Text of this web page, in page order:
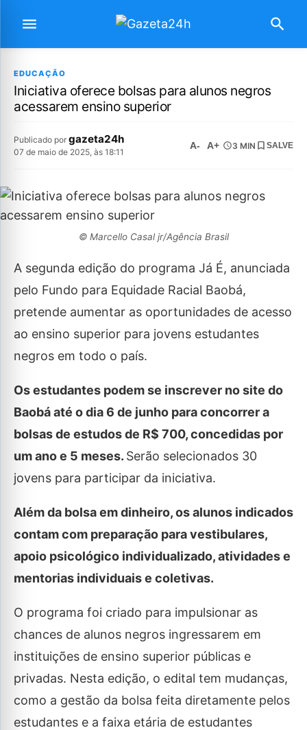
EDUCAÇÃO
Iniciativa oferece bolsas para alunos negros
acessarem ensino superior
Publicado por gazeta24h
07 de maio de 2025, às 18:11
A- A+ 3 MIN SALVE
© Marcello Casal jr/Agência Brasil
A segunda edição do programa Já É, anunciada
pelo Fundo para Equidade Racial Baobá,
pretende aumentar as oportunidades de acesso
ao ensino superior para jovens estudantes
negros em todo o país.
Os estudantes podem se inscrever no site do
Baobá até o dia 6 de junho para concorrer a
bolsas de estudos de R$ 700, concedidas por
um ano e 5 meses. Serão selecionados 30
jovens para participar da iniciativa.
Além da bolsa em dinheiro, os alunos indicados
contam com preparação para vestibulares,
apoio psicológico individualizado, atividades e
mentorias individuais e coletivas.
O programa foi criado para impulsionar as
chances de alunos negros ingressarem em
instituições de ensino superior públicas e
privadas. Nesta edição, o edital tem mudanças,
como a gestão da bolsa feita diretamente pelos
estudantes e a faixa etária de estudantes